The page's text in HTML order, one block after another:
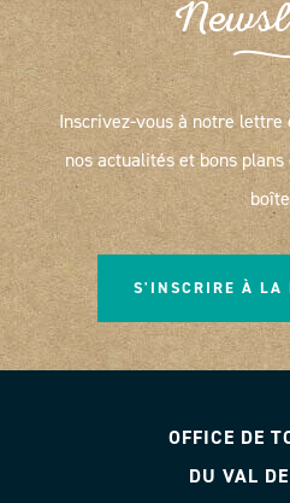
Inscrivez-vous à notre
nos actualités et bons
boîte
S'INSCRIRE À LA
OFFICE DE
DU VAL